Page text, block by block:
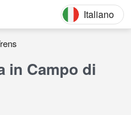
Italiano
in Campo di